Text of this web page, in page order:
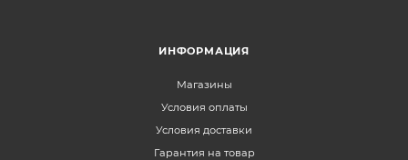
ИНФОРМАЦИЯ
Магазины
Условия оплаты
Условия доставки
Гарантия на товар